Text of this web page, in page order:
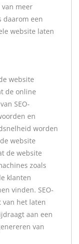
meer
daarom een
website laten
website
de online
SEO-
en
worden
website
de website
zoals
klanten
vinden. SEO-
van het laten
aan een
van